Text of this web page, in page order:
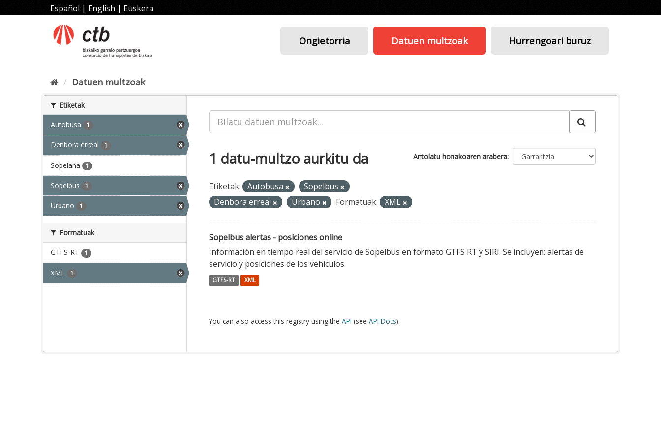
edukira
Español | English | Euskera
Ongietorria Datuen multzoak Hurrengoari buruz
Datuen multzoak
Etiketak
Autobusa 1
Denbora erreal 1
Sopelana 1
Sopelbus 1
Urbano 1
Formatuak
GTFS-RT 1
XML 1
Antolatu honakoaren arabera
1 datu-multzo aurkitu da
Etiketak: Autobusa
Sopelbus
Denbora erreal
Urbano Formatuak: XML
Sopelbus alertas - posiciones online
Información en tiempo real del servicio de Sopelbus en formato GTFS RT y SIRI. Se incluyen: alertas de
servicio y posiciones de los vehículos.
GTFS-RT XML
You can also access this registry using the API (see API Docs).